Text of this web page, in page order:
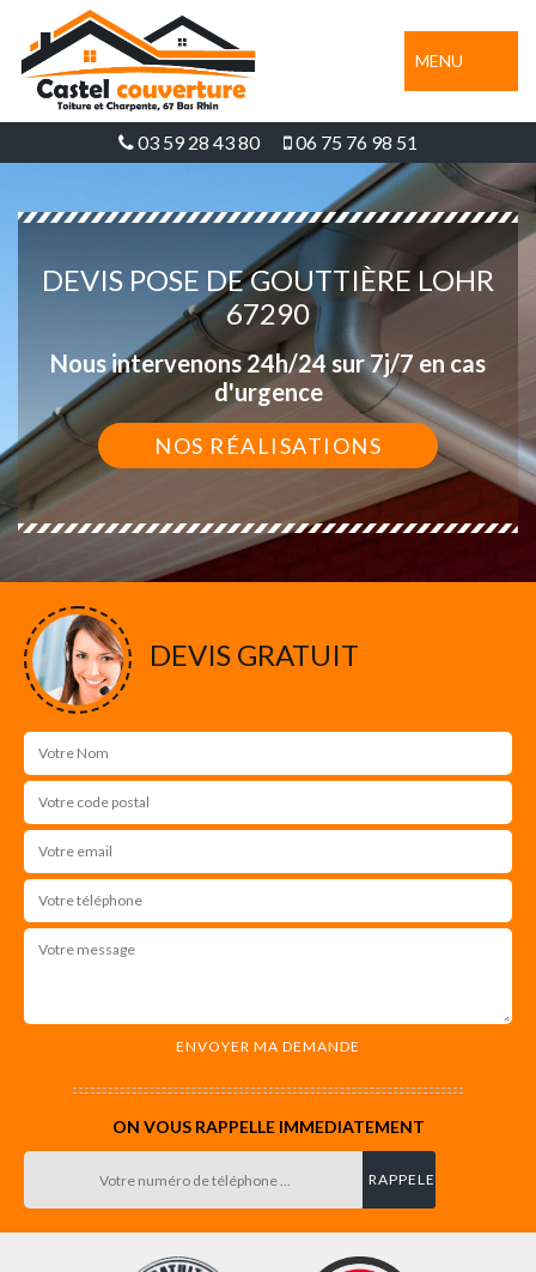
MENU
03 59 28 43 80 06 75 76 98 51
DEVIS POSE DE GOUTTIÈRE LOHR
67290
Nous intervenons 24h/24 sur 7j/7 en cas
d'urgence
NOS RÉALISATIONS
DEVIS GRATUIT
ON VOUS RAPPELLE IMMEDIATEMENT